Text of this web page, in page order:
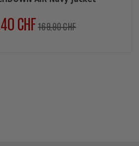
CHF Verkaufspreis
169,90 CHFPreis